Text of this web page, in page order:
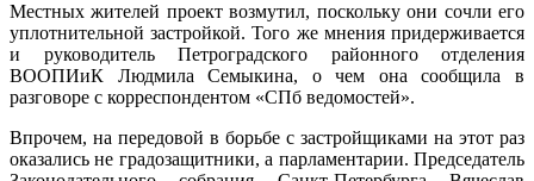
Местных жителей проект возмутил, поскольку они сочли его
уплотнительной застройкой. Того же мнения придерживается
и руководитель Петроградского районного отделения
ВООПИиК Людмила Семыкина, о чем она сообщила в
разговоре с корреспондентом «СПб ведомостей».
Впрочем, на передовой в борьбе с застройщиками на этот раз
оказались не градозащитники, а парламентарии. Председатель